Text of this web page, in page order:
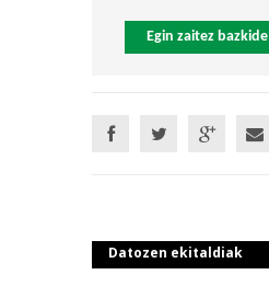
Egin zaitez bazkide
Datozen ekitaldiak